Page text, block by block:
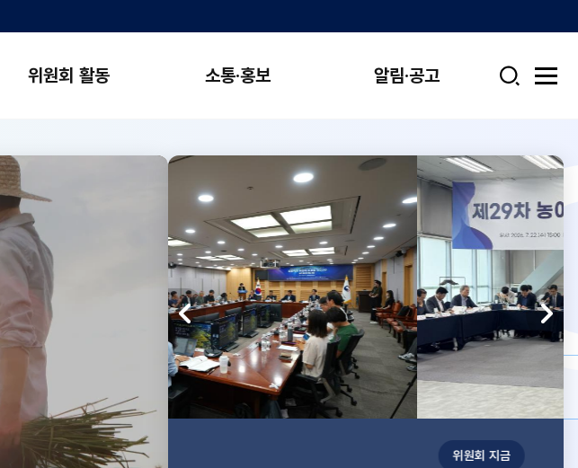
위원회 활동 소통·홍보 알림·공고
검
전
열
기
이
전
슬
라
이
다
음
슬
라
이
드